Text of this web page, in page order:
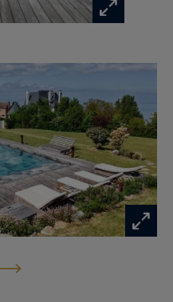
d'eau ouverte.
amis.
which this property